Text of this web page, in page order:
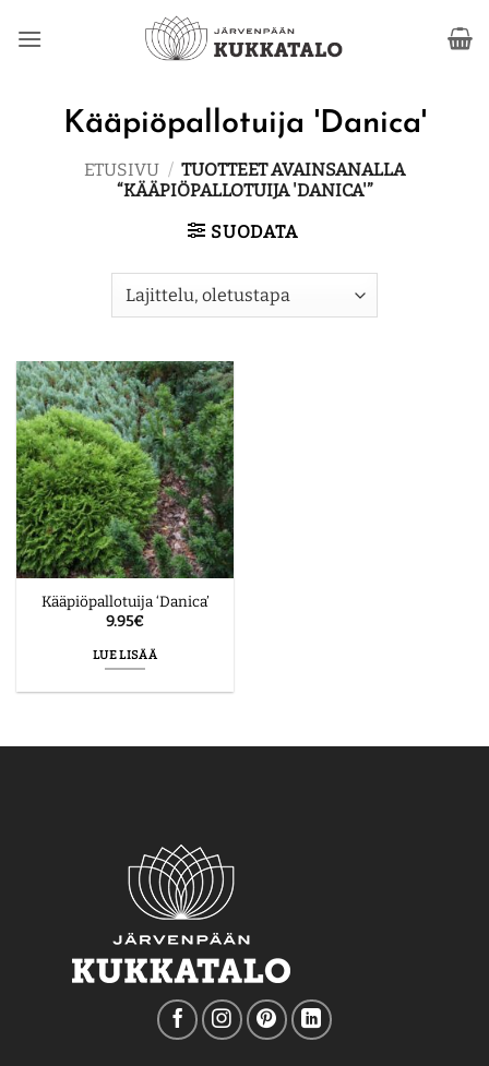
Kääpiöpallotuija 'Danica'
ETUSIVU / TUOTTEET AVAINSANALLA
“KÄÄPIÖPALLOTUIJA 'DANICA'”
SUODATA
Kääpiöpallotuija ‘Danica’
9.95€
LUE LISÄÄ